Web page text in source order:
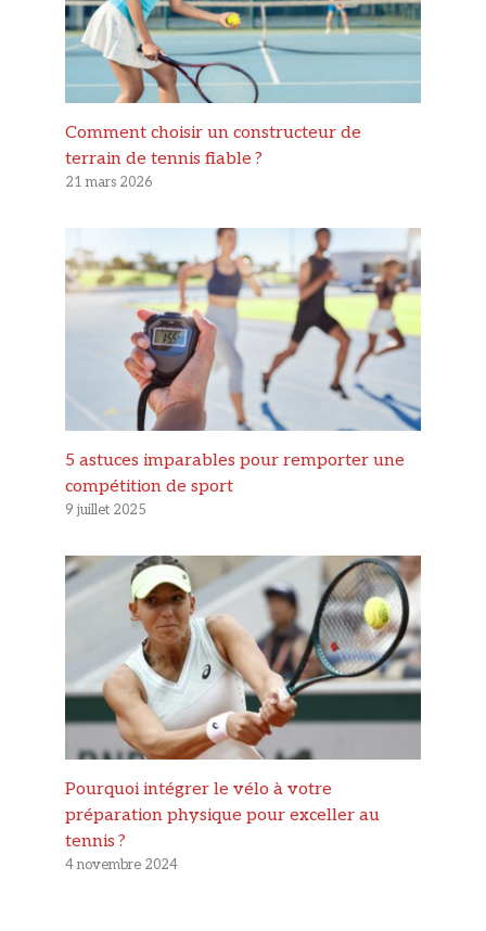
Comment choisir un constructeur de
terrain de tennis fiable ?
21 mars 2026
5 astuces imparables pour remporter une
compétition de sport
9 juillet 2025
Pourquoi intégrer le vélo à votre
préparation physique pour exceller au
tennis ?
4 novembre 2024